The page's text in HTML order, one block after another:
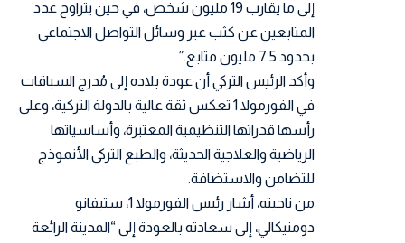
إلى ما يقارب 19 مليون شخص، في حين يتراوح عدد
المتابعين عن كثب عبر وسائل التواصل الاجتماعي
بحدود 7.5 مليون متابع.”
وأكد الرئيس التركي أن عودة بلاده إلى مُدرج السباقات
في الفورمولا 1 تعكس ثقة عالية بالدولة التركية، وعلى
رأسها قدراتها التنظيمية المعتبرة، وأساسياتها
الرياضية والعلاجية الحديثة، والطبع التركي الأنموذج
للتضامن والاستضافة.
من ناحيته، أشار رئيس الفورمولا 1، ستيفانو
دومنيكالي، إلى سعادته بالعودة إلى “المدينة الرائعة